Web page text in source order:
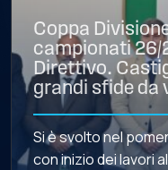
Coppa
campionati 26/
Direttivo.
grandi sfide da
Si è svolto nel
con inizio dei lavori